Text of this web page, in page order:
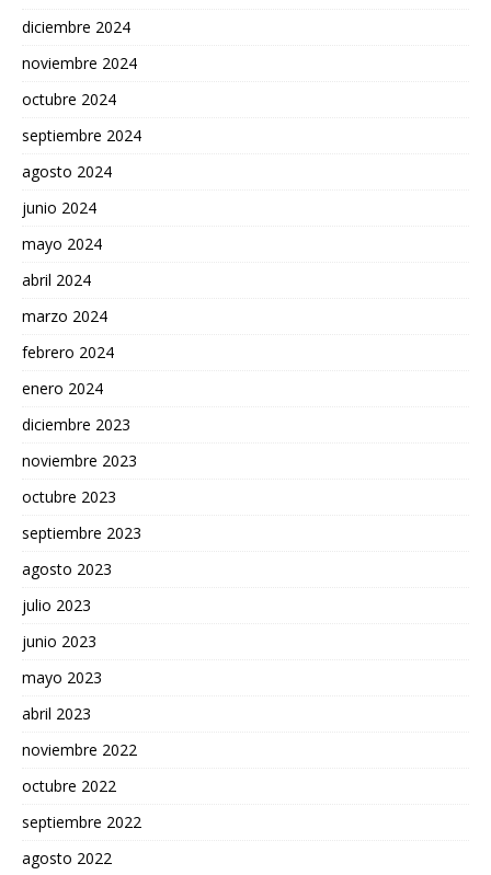
diciembre 2024
noviembre 2024
octubre 2024
septiembre 2024
agosto 2024
junio 2024
mayo 2024
abril 2024
marzo 2024
febrero 2024
enero 2024
diciembre 2023
noviembre 2023
octubre 2023
septiembre 2023
agosto 2023
julio 2023
junio 2023
mayo 2023
abril 2023
noviembre 2022
octubre 2022
septiembre 2022
agosto 2022